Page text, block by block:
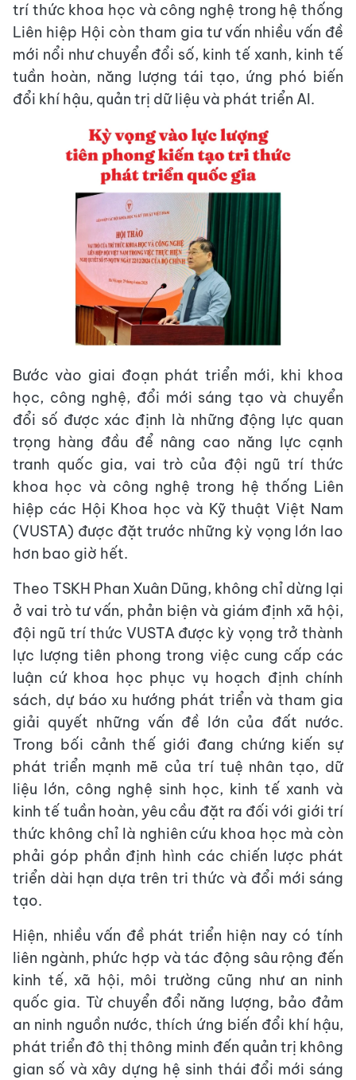
trí thức khoa học và công nghệ trong hệ thống
Liên hiệp Hội còn tham gia tư vấn nhiều vấn đề
mới nổi như chuyển đổi số, kinh tế xanh, kinh tế
tuần hoàn, năng lượng tái tạo, ứng phó biến
đổi khí hậu, quản trị dữ liệu và phát triển AI.
Bước vào giai đoạn phát triển mới, khi khoa
học, công nghệ, đổi mới sáng tạo và chuyển
đổi số được xác định là những động lực quan
trọng hàng đầu để nâng cao năng lực cạnh
tranh quốc gia, vai trò của đội ngũ trí thức
khoa học và công nghệ trong hệ thống Liên
hiệp các Hội Khoa học và Kỹ thuật Việt Nam
(VUSTA) được đặt trước những kỳ vọng lớn lao
hơn bao giờ hết.
Theo TSKH Phan Xuân Dũng, không chỉ dừng lại
ở vai trò tư vấn, phản biện và giám định xã hội,
đội ngũ trí thức VUSTA được kỳ vọng trở thành
lực lượng tiên phong trong việc cung cấp các
luận cứ khoa học phục vụ hoạch định chính
sách, dự báo xu hướng phát triển và tham gia
giải quyết những vấn đề lớn của đất nước.
Trong bối cảnh thế giới đang chứng kiến sự
phát triển mạnh mẽ của trí tuệ nhân tạo, dữ
liệu lớn, công nghệ sinh học, kinh tế xanh và
kinh tế tuần hoàn, yêu cầu đặt ra đối với giới trí
thức không chỉ là nghiên cứu khoa học mà còn
phải góp phần định hình các chiến lược phát
triển dài hạn dựa trên tri thức và đổi mới sáng
tạo.
Hiện, nhiều vấn đề phát triển hiện nay có tính
liên ngành, phức hợp và tác động sâu rộng đến
kinh tế, xã hội, môi trường cũng như an ninh
quốc gia. Từ chuyển đổi năng lượng, bảo đảm
an ninh nguồn nước, thích ứng biến đổi khí hậu,
phát triển đô thị thông minh đến quản trị không
gian số và xây dựng hệ sinh thái đổi mới sáng